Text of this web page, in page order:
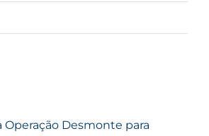
Operação Desmonte para